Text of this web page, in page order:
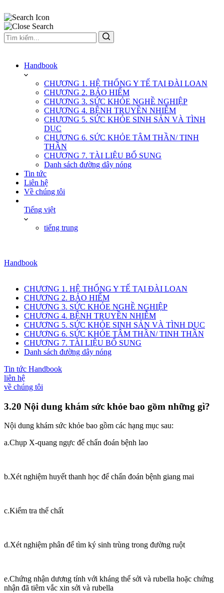
Handbook
CHƯƠNG 1. HỆ THỐNG Y TẾ TẠI ĐÀI LOAN
CHƯƠNG 2. BẢO HIỂM
CHƯƠNG 3. SỨC KHỎE NGHỀ NGHIỆP
CHƯƠNG 4. BỆNH TRUYỀN NHIỄM
CHƯƠNG 5. SỨC KHỎE SINH SẢN VÀ TÌNH
DỤC
CHƯƠNG 6. SỨC KHỎE TÂM THẦN/ TINH
THẦN
CHƯƠNG 7. TÀI LIỆU BỔ SUNG
Danh sách đường dây nóng
Tin tức
Liên hệ
Về chúng tôi
Tiếng việt
tiếng trung
Handbook
CHƯƠNG 1. HỆ THỐNG Y TẾ TẠI ĐÀI LOAN
CHƯƠNG 2. BẢO HIỂM
CHƯƠNG 3. SỨC KHỎE NGHỀ NGHIỆP
CHƯƠNG 4. BỆNH TRUYỀN NHIỄM
CHƯƠNG 5. SỨC KHỎE SINH SẢN VÀ TÌNH DỤC
CHƯƠNG 6. SỨC KHỎE TÂM THẦN/ TINH THẦN
CHƯƠNG 7. TÀI LIỆU BỔ SUNG
Danh sách đường dây nóng
Tin tức Handbook
liên hệ
về chúng tôi
3.20 Nội dung khám sức khỏe bao gồm những gì?
Nội dung khám sức khỏe bao gồm các hạng mục sau:
a.Chụp X-quang ngực để chẩn đoán bệnh lao
b.Xét nghiệm huyết thanh học để chẩn đoán bệnh giang mai
c.Kiểm tra thể chất
d.Xét nghiệm phân để tìm ký sinh trùng trong đường ruột
e.Chứng nhận dương tính với kháng thể sởi và rubella hoặc chứng
nhận đã tiêm vắc xin sởi và rubella